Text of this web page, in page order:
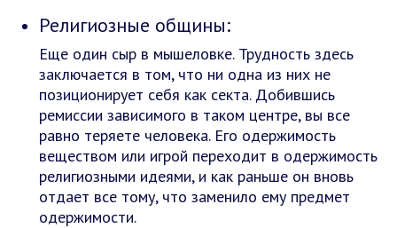
Религиозные общины:
Еще один сыр в мышеловке. Трудность здесь
заключается в том, что ни одна из них не
позиционирует себя как секта. Добившись
ремиссии зависимого в таком центре, вы все
равно теряете человека. Его одержимость
веществом или игрой переходит в одержимость
религиозными идеями, и как раньше он вновь
отдает все тому, что заменило ему предмет
одержимости.